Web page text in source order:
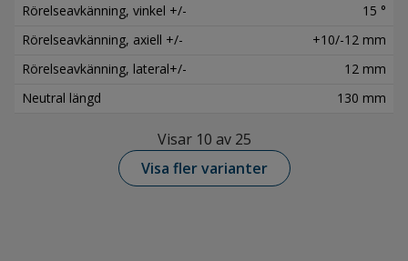
Rörelseavkänning, vinkel +/-
15 °
Rörelseavkänning, axiell +/-
+10/-12 mm
Rörelseavkänning, lateral+/-
12 mm
Neutral längd
130 mm
Visar 10 av 25
Visa fler varianter